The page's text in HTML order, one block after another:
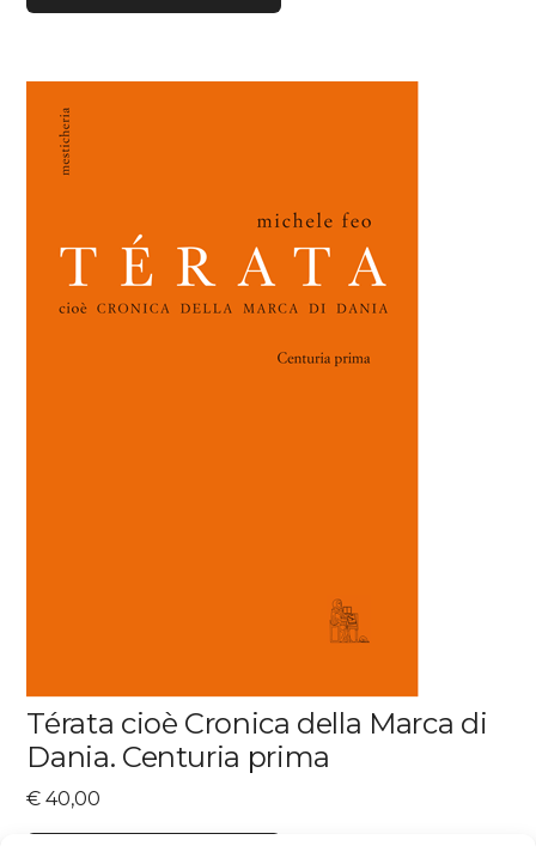
Térata cioè Cronica della Marca di
Dania. Centuria prima
€ 40,00